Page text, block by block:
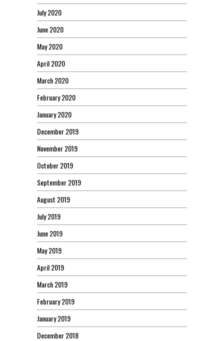
July 2020
June 2020
May 2020
April 2020
March 2020
February 2020
January 2020
December 2019
November 2019
October 2019
September 2019
August 2019
July 2019
June 2019
May 2019
April 2019
March 2019
February 2019
January 2019
December 2018